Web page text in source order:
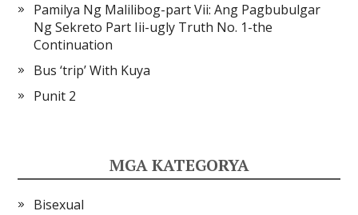
Pamilya Ng Malilibog-part Vii: Ang Pagbubulgar
Ng Sekreto Part Iii-ugly Truth No. 1-the
Continuation
Bus ‘trip’ With Kuya
Punit 2
MGA KATEGORYA
Bisexual